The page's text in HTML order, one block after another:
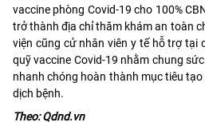
vaccine phòng Covid-19 cho 100%
trở thành địa chỉ thăm khám an toàn
viện cũng cử nhân viên y tế hỗ trợ tại
quỹ vaccine Covid-19 nhằm chung
nhanh chóng hoàn thành mục tiêu
dịch bệnh.
Theo: Qdnd.vn